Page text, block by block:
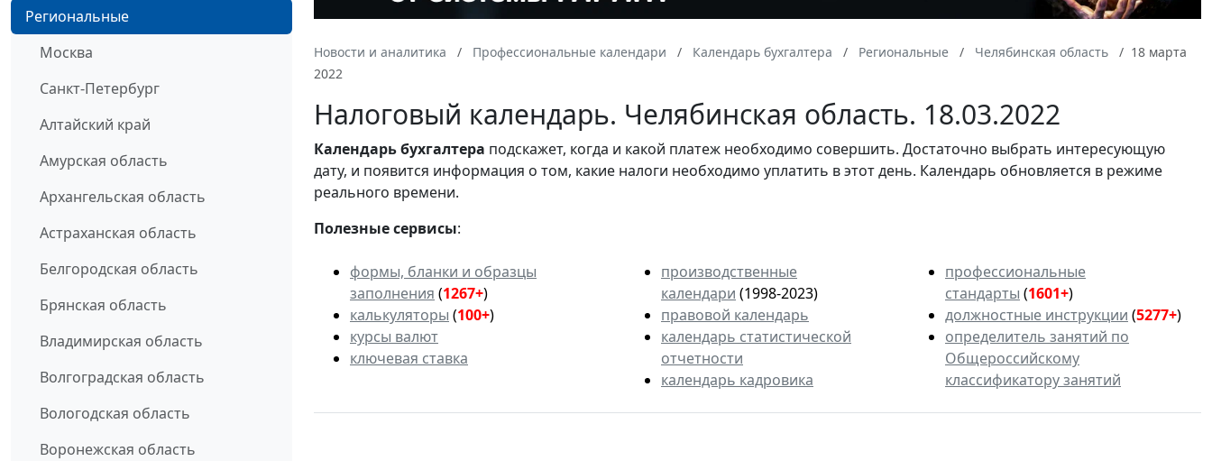
Региональные
Москва
Санкт-Петербург
Алтайский край
Амурская область
Архангельская область
Астраханская область
Белгородская область
Брянская область
Владимирская область
Волгоградская область
Вологодская область
Воронежская область
Новости и аналитика Профессиональные календари Календарь бухгалтера Региональные Челябинская область
18 марта
2022
Налоговый календарь. Челябинская область. 18.03.2022
Календарьбухгалтера подскажет, когда и какой платеж необходимо совершить. Достаточно выбрать интересующую
дату, и появится информация о том, какие налоги необходимо уплатить в этот день. Календарь обновляется в режиме
реального времени.
Полезные сервисы:
формы, бланки и образцы
заполнения (1267+)
калькуляторы (100+)
курсы валют
ключевая ставка
производственные
календари (1998-2023)
правовой календарь
календарь статистической
отчетности
календарь кадровика
профессиональные
стандарты (1601+)
должностные инструкции (5277+)
определитель занятий по
Общероссийскому
классификатору занятий